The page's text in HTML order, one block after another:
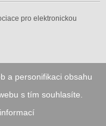
a personifikaci obsahu
s tím souhlasíte.
pro elektronickou